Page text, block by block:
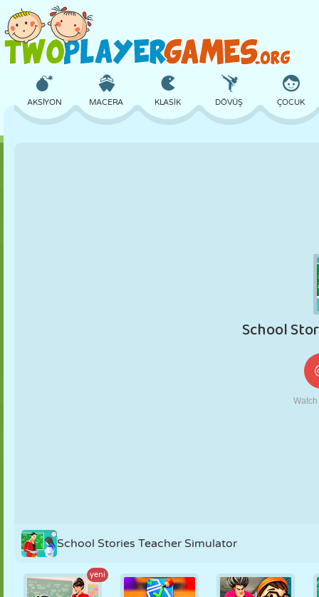
AKSIYON MACERA KLASIK DÖVÜŞ ÇOCUK
ROBOT
School Stories Teacher Simulator
yeni